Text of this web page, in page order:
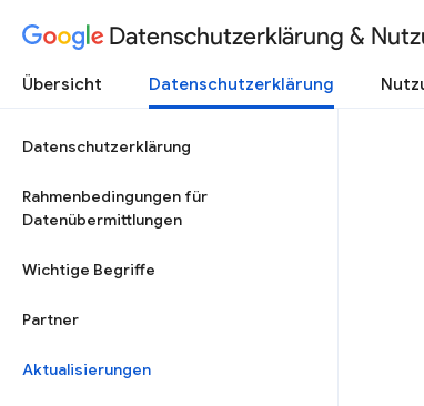
Datenschutzerklärung &
Übersicht Datenschutzerklärung
Datenschutzerklärung
Rahmenbedingungen für
Datenübermittlungen
Wichtige Begriffe
Partner
Aktualisierungen